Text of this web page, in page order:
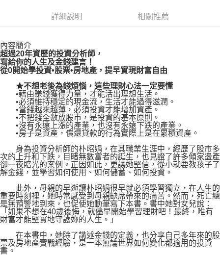
博客來商品配送方式
每筆NT$80，滿NT$1,000(含以上)免運費
詳細說明 相關推薦
內容簡介
超過20年資歷的投資分析師，
寫給你的人生及金錢建言！
從0開始學投資•股票•房地產，提早實現財富自由
★不想老後為錢煩惱，這些理財心法一定要懂
•藉由賺錢獲得力量，才能活出理想生活。
•必須維持穩定的現金流，生活才能過得滋潤。
•當錢越來越薄，必須投資才能增加資產。
•不把錢全數放股市，是投資的基本原則。
•沒有永遠上漲的產業，也沒有永遠下跌的產業。
•房子是資產，償還貸款的行為實際上是在累積資產。
身為投資分析師的朴昭娟，在其職業生涯中，經歷了股市多
次的上升和下跌，目睹無數富者的誕生，也見證了許多傾家盪產
卻一夜賠光的案例。正因如此，更讓她堅信，從小就要教孩子了
解金錢，並學習如何使用、如何儲蓄、如何投資。
此外，母親的早逝讓朴昭娟很早就必須學習獨立，在人生的
重要時刻裡，她時常感受到母親缺席帶來的痛苦。然而，死亡總
是無預警地到來，也促使她動筆寫下本書。書中她對女兒說：
「如果不想在40歲後悔，就儘早開始學習理財吧！最終，唯有
財富才能堅實地守護妳的人生。」
在本書中，她除了講述金錢的定義，也分享自己多年來的股
票及房地產實戰經驗，是一本無論世界如何變化都適用的投資
書。